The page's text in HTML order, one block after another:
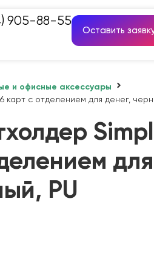
905-88-55
Оставить
и офисные аксессуары
карт с отделением для денег,
для
PU